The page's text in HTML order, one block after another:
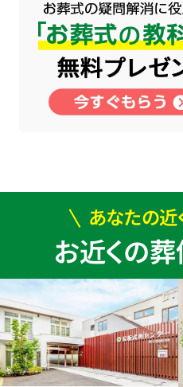
あなたの近
お近くの